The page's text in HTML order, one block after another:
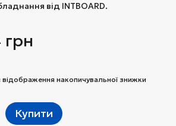
від INTBOARD.
грн
відображення накопичувальної знижки
Купити